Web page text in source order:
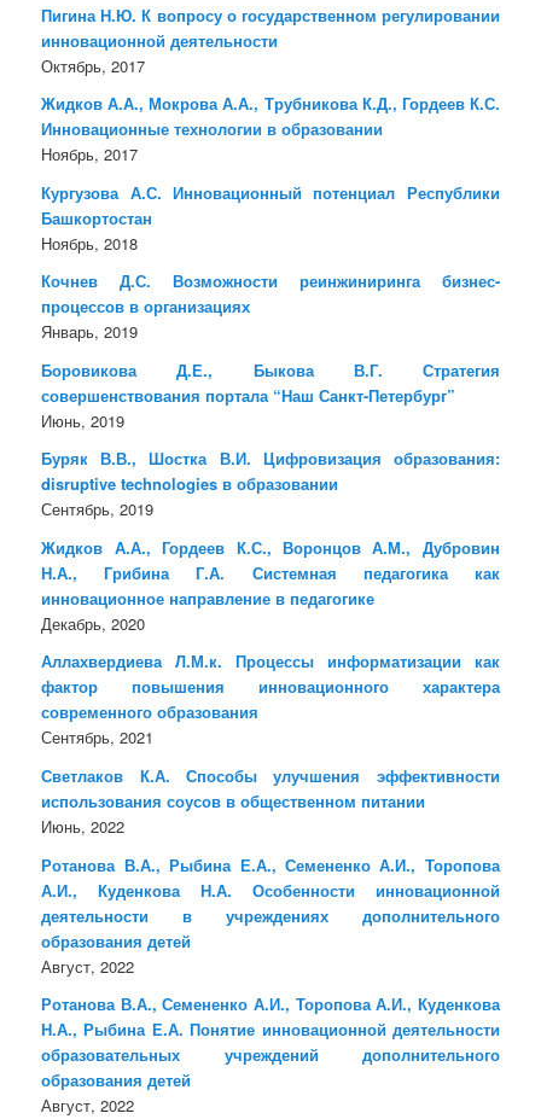
Пигина Н.Ю. К вопросу о государственном регулировании
инновационной деятельности
Октябрь, 2017
Жидков А.А., Мокрова А.А., Трубникова К.Д., Гордеев К.С.
Инновационные технологии в образовании
Ноябрь, 2017
Кургузова А.С. Инновационный потенциал Республики
Башкортостан
Ноябрь, 2018
Кочнев Д.С. Возможности реинжиниринга бизнес-
процессов в организациях
Январь, 2019
Боровикова Д.Е., Быкова В.Г. Стратегия
совершенствования портала “Наш Санкт-Петербург”
Июнь, 2019
Буряк В.В., Шостка В.И. Цифровизация образования:
disruptive technologies в образовании
Сентябрь, 2019
Жидков А.А., Гордеев К.С., Воронцов А.М., Дубровин
Н.А., Грибина Г.А. Системная педагогика как
инновационное направление в педагогике
Декабрь, 2020
Аллахвердиева Л.М.к. Процессы информатизации как
фактор повышения инновационного характера
современного образования
Сентябрь, 2021
Светлаков К.А. Способы улучшения эффективности
использования соусов в общественном питании
Июнь, 2022
Ротанова В.А., Рыбина Е.А., Семененко А.И., Торопова
А.И., Куденкова Н.А. Особенности инновационной
деятельности в учреждениях дополнительного
образования детей
Август, 2022
Ротанова В.А., Семененко А.И., Торопова А.И., Куденкова
Н.А., Рыбина Е.А. Понятие инновационной деятельности
образовательных учреждений дополнительного
образования детей
Август, 2022